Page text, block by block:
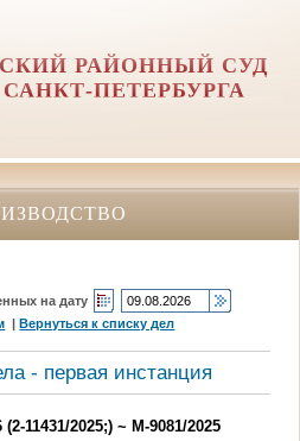
РАЙОННЫЙ СУД
ПЕТЕРБУРГА
на дату
|Вернуться к списку дел
- первая инстанция
11431/2025;) ~ М-9081/2025